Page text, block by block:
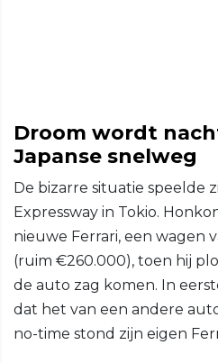
Droom wordt
Japanse snelweg
De bizarre situatie speelde
Expressway in Tokio.
nieuwe Ferrari, een wagen
(ruim €260.000), toen hij
de auto zag komen. In
dat het van een andere
no-time stond zijn eigen